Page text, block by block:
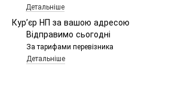
Детальніше
Курʼєр НП за вашою адресою
Відправимо сьогодні
За тарифами перевізника
Детальніше